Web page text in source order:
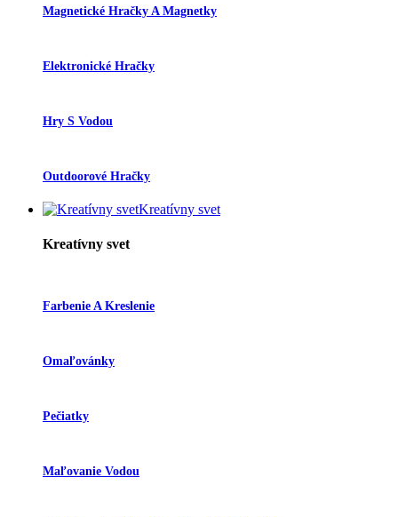
Magnetické Hračky A Magnetky
Elektronické Hračky
Hry S Vodou
Outdoorové Hračky
Kreatívny svet
Kreatívny svet
Farbenie A Kreslenie
Omaľovánky
Pečiatky
Maľovanie Vodou